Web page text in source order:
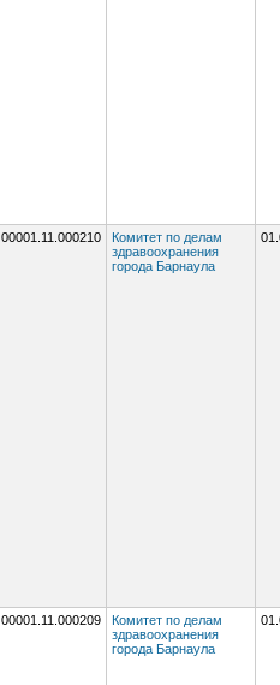
00001.11.000210
Комитет по делам
здравоохранения
города Барнаула
00001.11.000209
Комитет по делам
здравоохранения
города Барнаула